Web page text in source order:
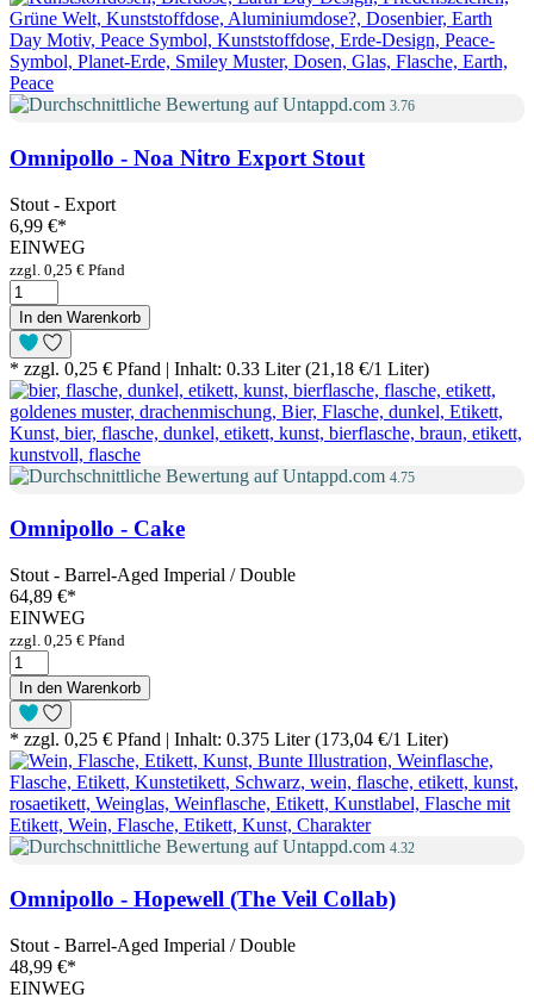
3.76
Omnipollo - Noa Nitro Export Stout
Stout - Export
6,99 €*
EINWEG
zzgl. 0,25 € Pfand
In den Warenkorb
* zzgl. 0,25 € Pfand | Inhalt: 0.33 Liter (21,18 €/1 Liter)
4.75
Omnipollo - Cake
Stout - Barrel-Aged Imperial / Double
64,89 €*
EINWEG
zzgl. 0,25 € Pfand
In den Warenkorb
* zzgl. 0,25 € Pfand | Inhalt: 0.375 Liter (173,04 €/1 Liter)
4.32
Omnipollo - Hopewell (The Veil Collab)
Stout - Barrel-Aged Imperial / Double
48,99 €*
EINWEG